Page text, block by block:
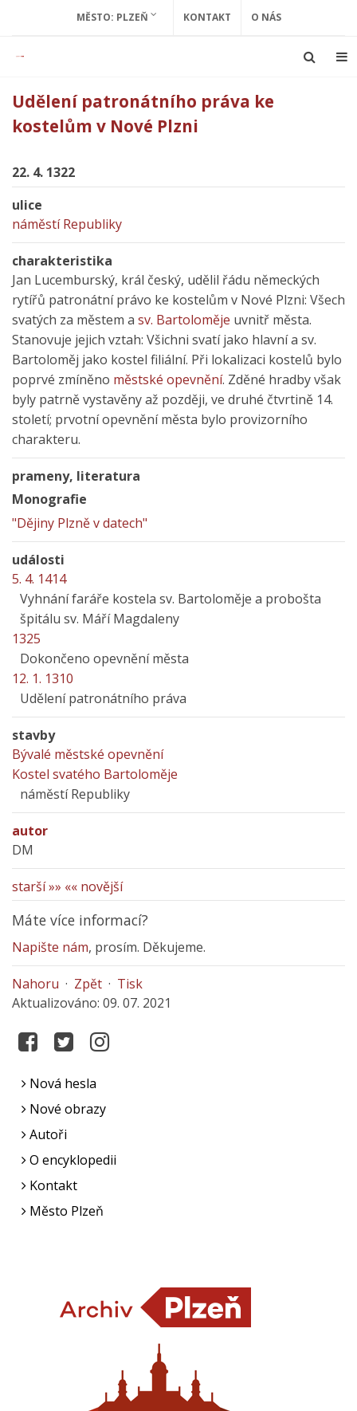
MĚSTO: PLZEŇ KONTAKT O NÁS
Udělení patronátního práva ke
kostelům v Nové Plzni
22. 4. 1322
ulice
náměstí Republiky
charakteristika
Jan Lucemburský, král český, udělil řádu německých
rytířů patronátní právo ke kostelům v Nové Plzni: Všech
svatých za městem a sv. Bartoloměje uvnitř města.
Stanovuje jejich vztah: Všichni svatí jako hlavní a sv.
Bartoloměj jako kostel filiální. Při lokalizaci kostelů bylo
poprvé zmíněno městské opevnění. Zděné hradby však
byly patrně vystavěny až později, ve druhé čtvrtině 14.
století; prvotní opevnění města bylo provizorního
charakteru.
prameny, literatura
Monografie
"Dějiny Plzně v datech"
události
5. 4. 1414
Vyhnání faráře kostela sv. Bartoloměje a probošta
špitálu sv. Máří Magdaleny
1325
Dokončeno opevnění města
12. 1. 1310
Udělení patronátního práva
stavby
Bývalé městské opevnění
Kostel svatého Bartoloměje
náměstí Republiky
autor
DM
starší »» «« novější
Máte více informací?
Napište nám, prosím. Děkujeme.
Nahoru · Zpět · Tisk
Aktualizováno: 09. 07. 2021
Nová hesla
Nové obrazy
Autoři
O encyklopedii
Kontakt
Město Plzeň